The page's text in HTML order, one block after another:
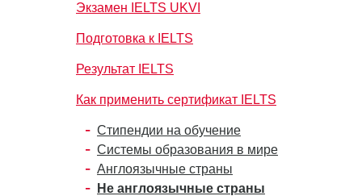
Экзамен IELTS UKVI
Подготовка к IELTS
Результат IELTS
Как применить сертификат IELTS
Стипендии на обучение
Системы образования в мире
Англоязычные страны
Не англоязычные страны